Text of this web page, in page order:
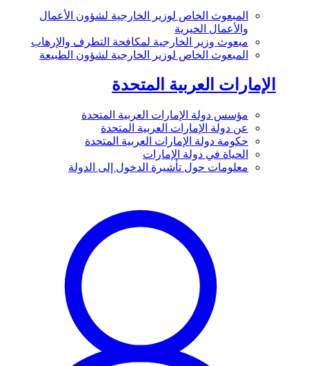
المبعوث الخاص لوزير الخارجية لشؤون الأعمال
والأعمال الخيرية
مبعوث وزير الخارجية لمكافحة التطرف والإرهاب
المبعوث الخاص لوزير الخارجية لشؤون الطبيعة
الإمارات العربية المتحدة
مؤسس دولة الإمارات العربية المتحدة
عن دولة الإمارات العربية المتحدة
حكومة دولة الإمارات العربية المتحدة
الحياة في دولة الإمارات
معلومات حول تأشيرة الدخول إلى الدولة